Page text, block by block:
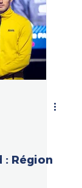
: Région